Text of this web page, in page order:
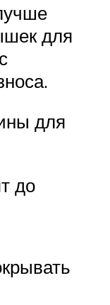
для
для
до